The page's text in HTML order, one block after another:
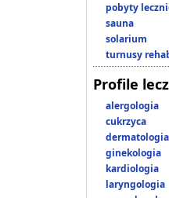
pobyty
sauna
solarium
turnusy
Profile
alergologia
cukrzyca
dermatologia
ginekologia
kardiologia
laryngologia